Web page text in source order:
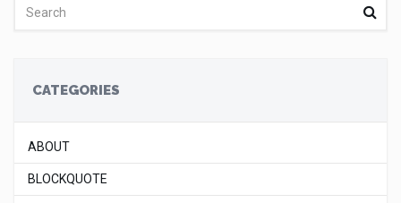
CATEGORIES
ABOUT
BLOCKQUOTE